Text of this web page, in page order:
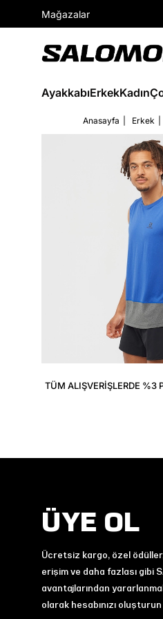
Mağazalar
AyakkabıErkekKadın
Anasayfa Erkek
TÜM ALIŞVERIŞLERDE %3
ÜYE OL
Ücretsiz kargo, özel
erişim ve daha fazlası gibi
avantajlarından
olarak hesabınızı